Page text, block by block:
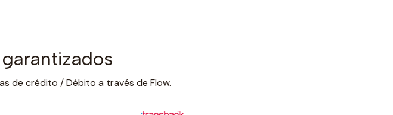
de crédito / Débito a través de Flow.